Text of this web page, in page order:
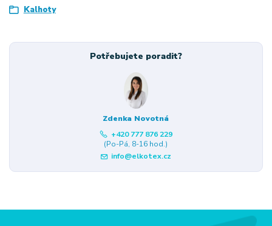
Kalhoty
Potřebujete poradit?
Zdenka Novotná
+420 777 876 229
(Po-Pá, 8-16 hod.)
info@elkotex.cz